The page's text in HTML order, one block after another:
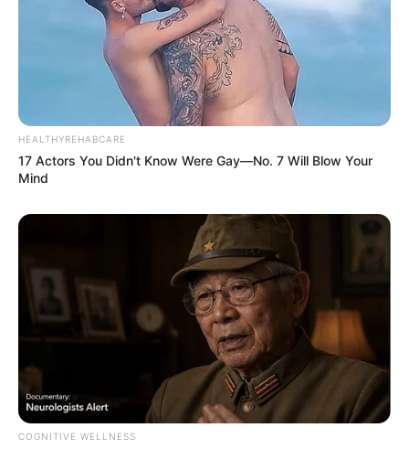
HEALTHYREHABCARE
17 Actors You Didn't Know Were Gay—No. 7 Will Blow Your
Mind
COGNITIVE WELLNESS